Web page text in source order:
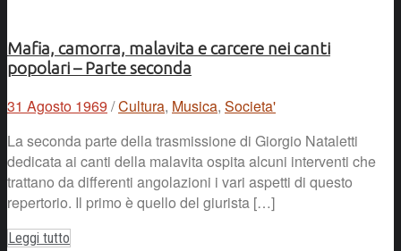
Mafia, camorra, malavita e carcere nei canti
popolari – Parte seconda
31 Agosto 1969 /Cultura, Musica, Societa'
La seconda parte della trasmissione di Giorgio Nataletti
dedicata ai canti della malavita ospita alcuni interventi che
trattano da differenti angolazioni i vari aspetti di questo
repertorio. Il primo è quello del giurista […]
Leggi tutto